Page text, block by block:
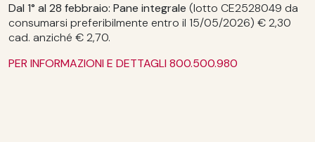
Dal 1° al 28 febbraio: Pane integrale (lotto CE2528049 da
consumarsi preferibilmente entro il 15/05/2026) € 2,30
cad. anziché € 2,70.
PER INFORMAZIONI E DETTAGLI 800.500.980